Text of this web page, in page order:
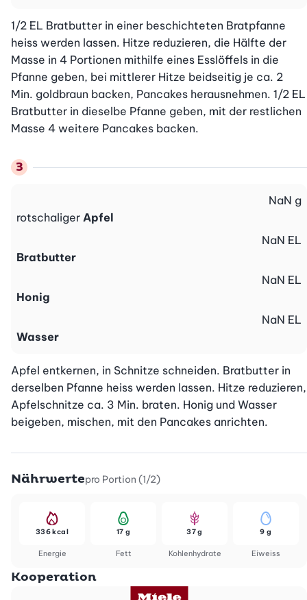
1/2 EL Bratbutter in einer beschichteten Bratpfanne
heiss werden lassen. Hitze reduzieren, die Hälfte der
Masse in 4 Portionen mithilfe eines Esslöffels in die
Pfanne geben, bei mittlerer Hitze beidseitig je ca. 2
Min. goldbraun backen, Pancakes herausnehmen. 1/2 EL
Bratbutter in dieselbe Pfanne geben, mit der restlichen
Masse 4 weitere Pancakes backen.
rotschaliger Apfel
NaN g
Bratbutter
NaN EL
Honig
NaN EL
Wasser
NaN EL
Apfel entkernen, in Schnitze schneiden. Bratbutter in
derselben Pfanne heiss werden lassen. Hitze reduzieren,
Apfelschnitze ca. 3 Min. braten. Honig und Wasser
beigeben, mischen, mit den Pancakes anrichten.
Nährwertepro Portion (1/2)
Energie
336 kcal
Fett
17 g
Kohlenhydrate
37 g
Eiweiss
9 g
Kooperation